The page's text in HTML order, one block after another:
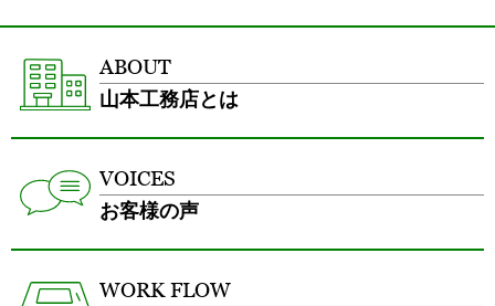
ABOUT
山本工務店とは
VOICES
お客様の声
WORK FLOW